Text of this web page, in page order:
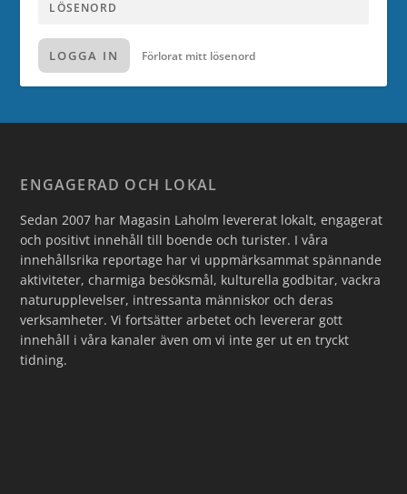
LOGGA IN Förlorat mitt lösenord
ENGAGERAD OCH LOKAL
Sedan 2007 har Magasin Laholm levererat lokalt, engagerat
och positivt innehåll till boende och turister. I våra
innehållsrika reportage har vi uppmärksammat spännande
aktiviteter, charmiga besöksmål, kulturella godbitar, vackra
naturupplevelser, intressanta människor och deras
verksamheter. Vi fortsätter arbetet och levererar gott
innehåll i våra kanaler även om vi inte ger ut en tryckt
tidning.